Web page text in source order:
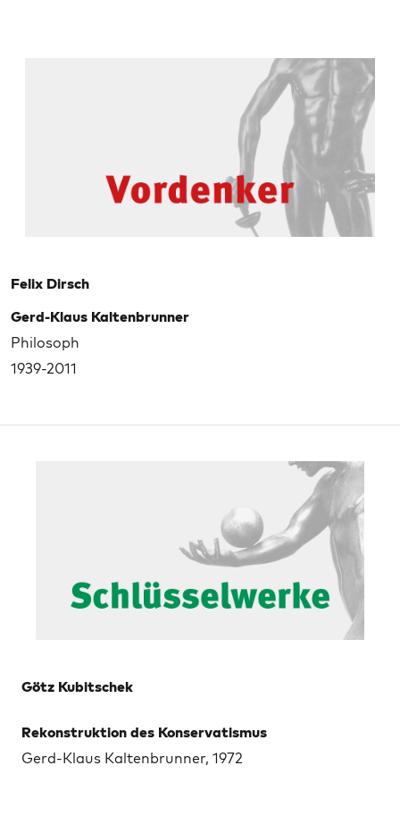
Felix Dirsch
Gerd-Klaus Kaltenbrunner
Philosoph
1939-2011
Götz Kubitschek
Rekonstruktion des Konservatismus
Gerd-Klaus Kaltenbrunner, 1972